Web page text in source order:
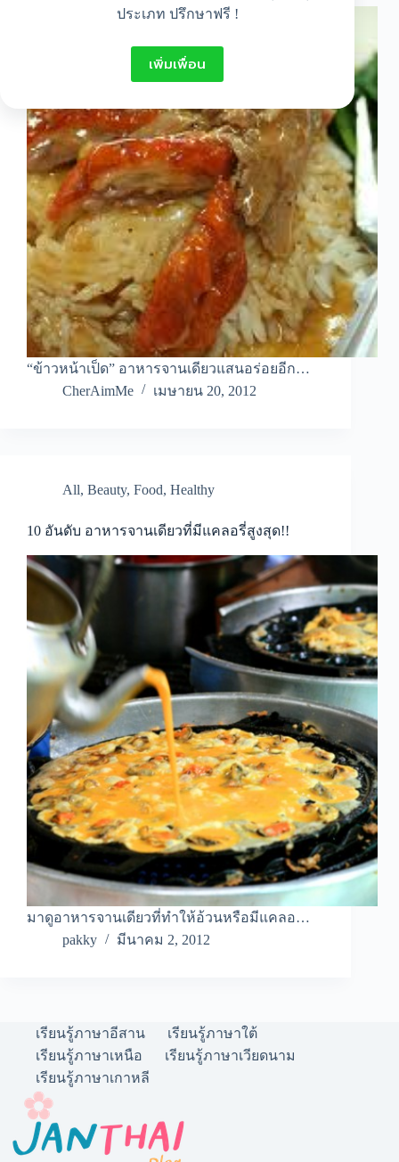
ประเภท ปรึกษาฟรี !
เพิ่มเพื่อน
“ข้าวหน้าเป็ด” อาหารจานเดียวแสนอร่อยอีก…
CherAimMe
เมษายน 20, 2012
All, Beauty, Food, Healthy
10 อันดับ อาหารจานเดียวที่มีแคลอรี่สูงสุด!!
มาดูอาหารจานเดียวที่ทำให้อ้วนหรือมีแคลอ…
pakky
มีนาคม 2, 2012
เรียนรู้ภาษาอีสาน
เรียนรู้ภาษาใต้
เรียนรู้ภาษาเหนือ
เรียนรู้ภาษาเวียดนาม
เรียนรู้ภาษาเกาหลี